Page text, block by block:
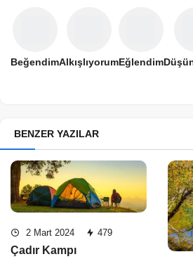
BeğendimAlkışlıyorumEğlendim
BENZER YAZILAR
2 Mart 2024 479
Çadır Kampı